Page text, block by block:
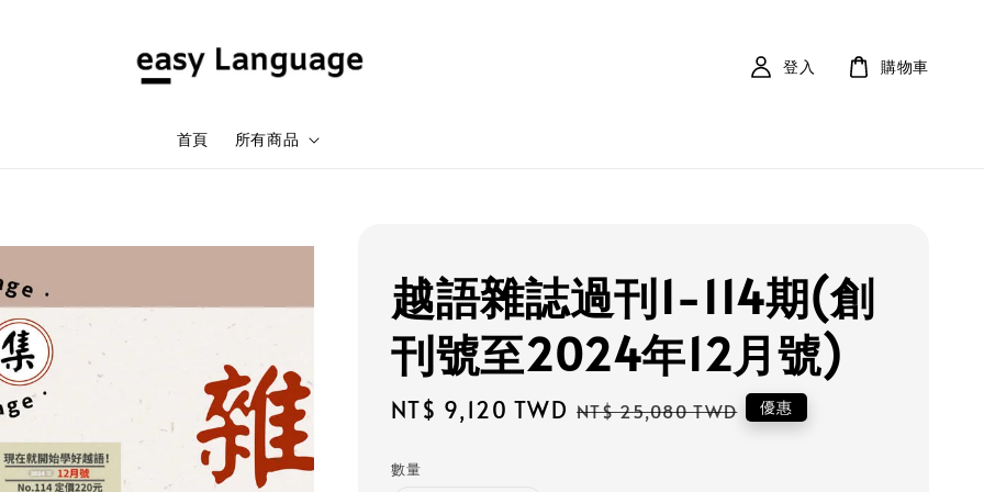
首頁 所有商品
登入 購物車
越語雜誌過刊1-114期(創
刊號至2024年12月號)
Sale
NT$ 9,120 TWD Regular
NT$ 25,080 TWD 優惠
數量